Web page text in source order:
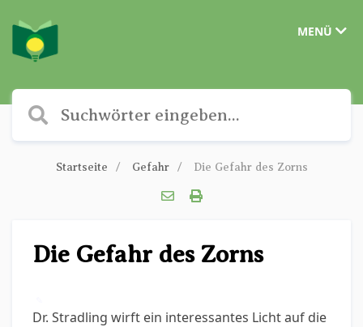
MENÜ
Startseite Gefahr Die Gefahr des Zorns
Die Gefahr des Zorns
Dr. Stradling wirft ein interessantes Licht auf die